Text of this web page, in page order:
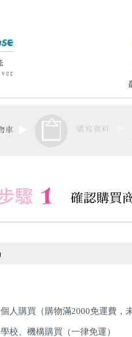
個人購買（購物滿2000免運費，
學校、機構購買（一律免運）